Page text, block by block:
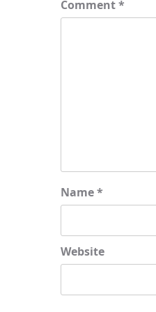
Comment*
Name*
Website